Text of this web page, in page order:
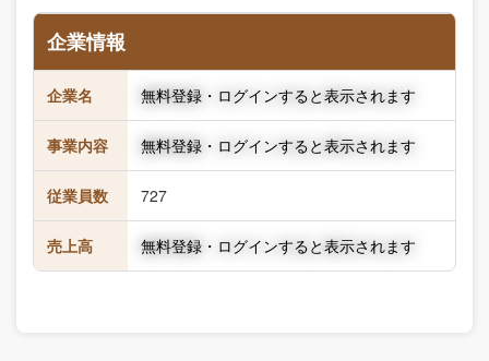
企業情報
企業名 無料登録・ログインすると表示されます
事業内容 無料登録・ログインすると表示されます
従業員数 727
売上高 無料登録・ログインすると表示されます